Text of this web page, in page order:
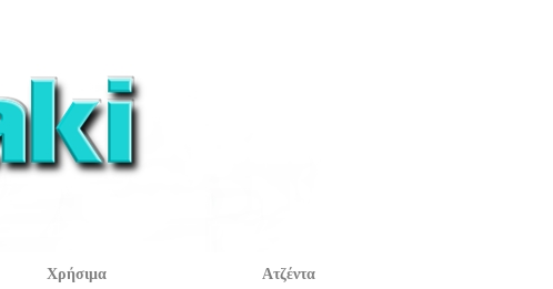
Χρήσιμα Ατζέντα